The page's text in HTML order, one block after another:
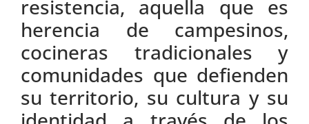
resistencia, aquella que es
herencia de campesinos,
cocineras tradicionales y
comunidades que defienden
su territorio, su cultura y su